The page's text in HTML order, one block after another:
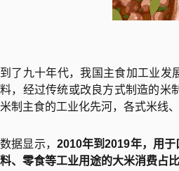
到了九十年代，我国主食加工业发
料，经过传统或改良方式制造的米
米制主食的工业化先河，各式米线
数据显示， 2010年到2019年，用
料、零食等工业用途的大米消费占